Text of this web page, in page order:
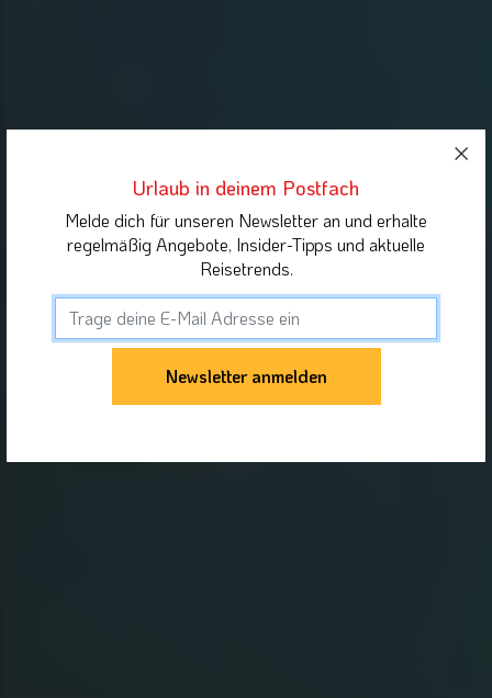
Urlaub in deinem Postfach
Melde dich für unseren Newsletter an und erhalte
regelmäßig Angebote, Insider-Tipps und aktuelle
Reisetrends.